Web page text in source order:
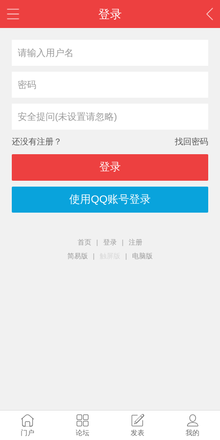
登录
安全提问(未设置请忽略)
还没有注册？ 找回密码
登录
使用QQ账号登录
首页 | 登录 |
注册
简易版
| 触屏版 | 电脑版
门户 论坛 发表 我的